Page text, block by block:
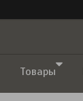
Товары